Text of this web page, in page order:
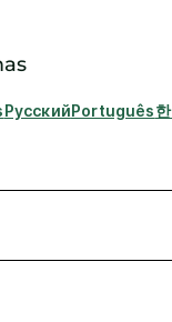
РусскийPortuguês